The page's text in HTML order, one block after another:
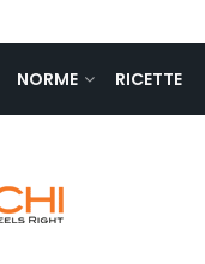
NORME RICETTE